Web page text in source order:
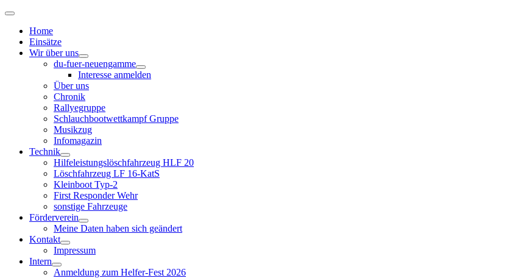
Home
Einsätze
Wir über uns
du-fuer-neuengamme
Interesse anmelden
Über uns
Chronik
Rallyegruppe
Schlauchbootwettkampf Gruppe
Musikzug
Infomagazin
Technik
Hilfeleistungslöschfahrzeug HLF 20
Löschfahrzeug LF 16-KatS
Kleinboot Typ-2
First Responder Wehr
sonstige Fahrzeuge
Förderverein
Meine Daten haben sich geändert
Kontakt
Impressum
Intern
Anmeldung zum Helfer-Fest 2026